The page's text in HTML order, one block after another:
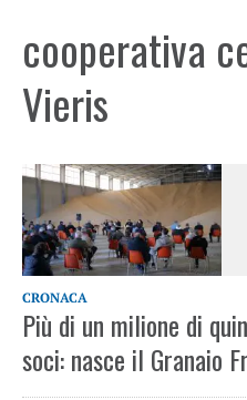
cooperativa
Vieris
CRONACA
Più di un milione di
soci: nasce il Granaio